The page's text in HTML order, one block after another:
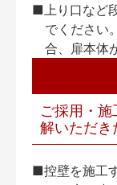
■上り口など
でください
合、扉本体
ご採用・
解いただき
■控壁を施工